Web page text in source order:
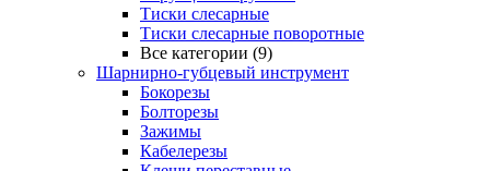
Тиски слесарные
Тиски слесарные поворотные
Все категории (9)
Шарнирно-губцевый инструмент
Бокорезы
Болторезы
Зажимы
Кабелерезы